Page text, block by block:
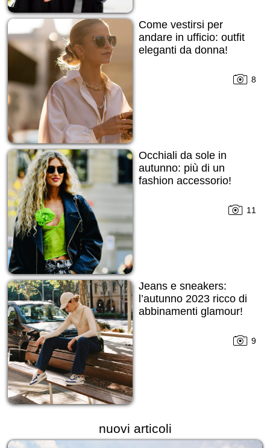
Come vestirsi per
andare in ufficio: outfit
eleganti da donna!
8
Occhiali da sole in
autunno: più di un
fashion accessorio!
11
Jeans e sneakers:
l’autunno 2023 ricco di
abbinamenti glamour!
9
nuovi articoli